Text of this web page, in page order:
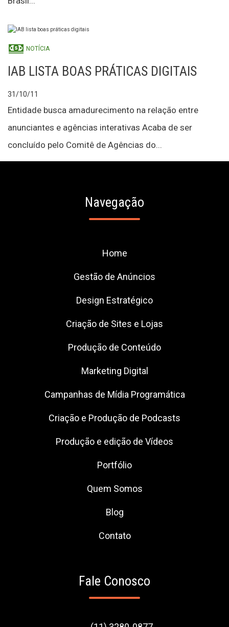
NOTÍCIA
IAB LISTA BOAS PRÁTICAS DIGITAIS
31/10/11
Entidade busca amadurecimento na relação entre
anunciantes e agências interativas Acaba de ser
concluído pelo Comitê de Agências do...
Navegação
Home
Gestão de Anúncios
Design Estratégico
Criação de Sites e Lojas
Produção de Conteúdo
Marketing Digital
Campanhas de Mídia Programática
Criação e Produção de Podcasts
Produção e edição de Vídeos
Portfólio
Quem Somos
Blog
Contato
Fale Conosco